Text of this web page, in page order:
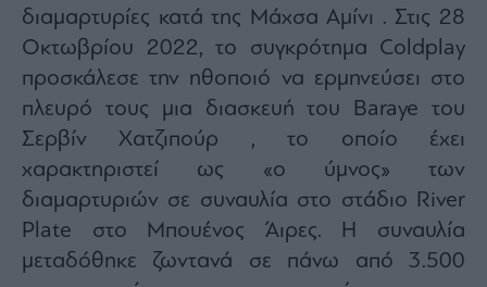
διαμαρτυρίες κατά της Μάχσα Αμίνι . Στις 28
Οκτωβρίου 2022, το συγκρότημα Coldplay
προσκάλεσε την ηθοποιό να ερμηνεύσει στο
πλευρό τους μια διασκευή του Baraye του
Σερβίν Χατζιπούρ , το οποίο έχει
χαρακτηριστεί ως «ο ύμνος» των
διαμαρτυριών σε συναυλία στο στάδιο River
Plate στο Μπουένος Άιρες. Η συναυλία
μεταδόθηκε ζωντανά σε πάνω από 3.500